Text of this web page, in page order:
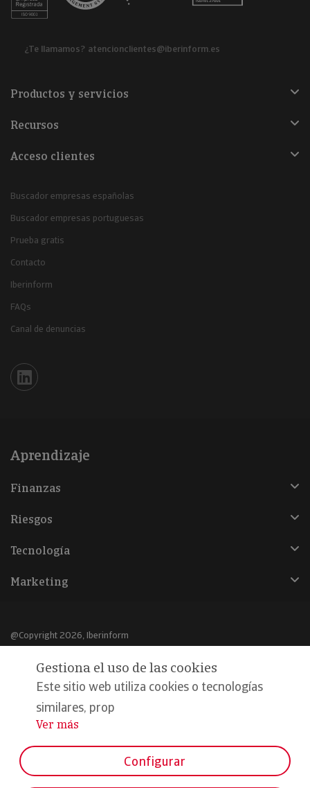
¿Te llamamos? atencionclientes@iberinform.es
Productos y servicios
Recursos
Acceso clientes
Buscador empresas españolas
Buscador empresas portuguesas
Prueba gratis
Contacto
Iberinform
FAQs
Canal de denuncias
Iberinform en Linkedin
Aprendizaje
Finanzas
Riesgos
Tecnología
Marketing
@Copyright 2026, Iberinform
Aviso legal
Política de cookies
Declaración de privacidad
Formamos parte de:
Gestiona el uso de las cookies
Este sitio web utiliza cookies o tecnologías
similares, prop
...
Ver más
Configurar